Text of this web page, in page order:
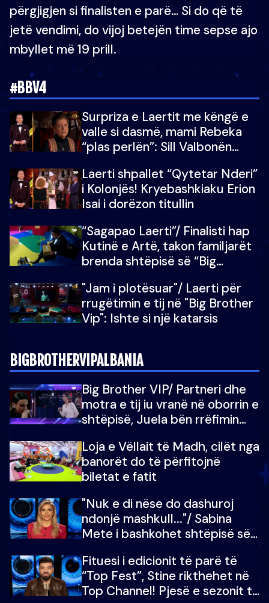
përgjigjen si finalisten e parë… Si do që të
jetë vendimi, do vijoj betejën time sepse ajo
mbyllet më 19 prill.
#BBV4
Surpriza e Laertit me këngë e
valle si dasmë, mami Rebeka
“plas perlën”: Sill Valbonën
Laerti shpallet “Qytetar Nderi”
i Kolonjës! Kryebashkiaku Erion
Isai i dorëzon titullin
“Sagapao Laerti”/ Finalisti hap
Kutinë e Artë, takon familjarët
brenda shtëpisë së “Big
"Jam i plotësuar"/ Laerti për
rrugëtimin e tij në "Big Brother
Vip": Ishte si një katarsis
BIGBROTHERVIPALBANIA
Big Brother VIP/ Partneri dhe
motra e tij iu vranë në oborrin e
shtëpisë, Juela bën rrëfimin
do të martoheshim, por zemra
mu copëtua
Loja e Vëllait të Madh, cilët nga
banorët do të përfitojnë
biletat e fatit
"Nuk e di nëse do dashuroj
ndonjë mashkull..."/ Sabina
Mete i bashkohet shtëpisë së
për në fund!
Fituesi i edicionit të parë të
“Top Fest”, Stine rikthehet në
Top Channel! Pjesë e sezonit të